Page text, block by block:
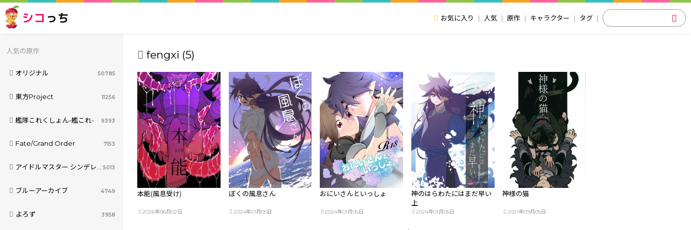
シコ っち お気に入り 人気 原作 キャラクター タグ
人気の原作
オリジナル 50785
東方Project 11256
艦隊これくしょん-艦これ- 9393
Fate/Grand Order 7153
アイドルマスター シンデレラガールズ 5013
ブルーアーカイブ 4749
よろず 3958
fengxi (5)
本能(風息受け)
2026年06月02日
ぼくの風息さん
2024年01月05日
おにいさんといっしょ
2024年01月05日
神のはらわたにはまだ早い
上
2024年01月05日
神様の猫
2021年09月05日